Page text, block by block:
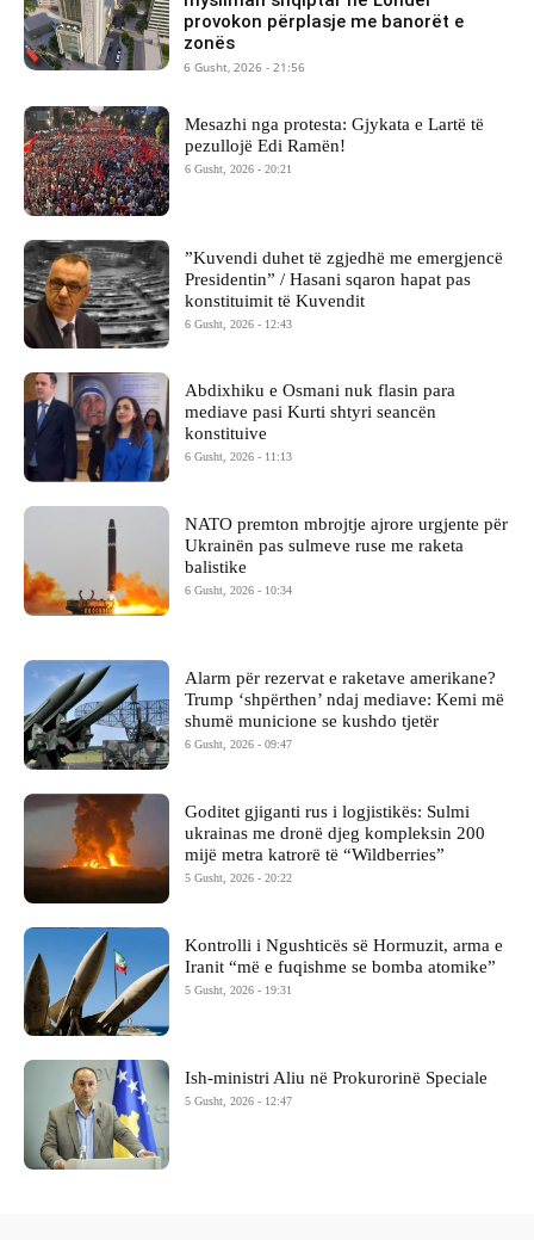
provokon përplasje me banorët e
zonës
6 Gusht, 2026 - 21:56
Mesazhi nga protesta: Gjykata e Lartë të
pezullojë Edi Ramën!
6 Gusht, 2026 - 20:21
​”Kuvendi duhet të zgjedhë me emergjencë
Presidentin” / Hasani sqaron hapat pas
konstituimit të Kuvendit
6 Gusht, 2026 - 12:43
Abdixhiku e Osmani nuk flasin para
mediave pasi Kurti shtyri seancën
konstituive
6 Gusht, 2026 - 11:13
NATO premton mbrojtje ajrore urgjente për
Ukrainën pas sulmeve ruse me raketa
balistike
6 Gusht, 2026 - 10:34
Alarm për rezervat e raketave amerikane?
Trump ‘shpërthen’ ndaj mediave: Kemi më
shumë municione se kushdo tjetër
6 Gusht, 2026 - 09:47
Goditet gjiganti rus i logjistikës: Sulmi
ukrainas me dronë djeg kompleksin 200
mijë metra katrorë të “Wildberries”
5 Gusht, 2026 - 20:22
Kontrolli i Ngushticës së Hormuzit, arma e
Iranit “më e fuqishme se bomba atomike”
5 Gusht, 2026 - 19:31
Ish-ministri ​Aliu në Prokurorinë Speciale
5 Gusht, 2026 - 12:47